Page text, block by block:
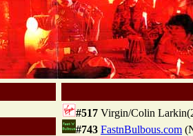
#517 Virgin/Colin
#743 FastnBulbous.com